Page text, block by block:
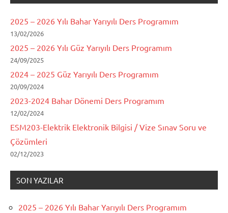
2025 – 2026 Yılı Bahar Yarıyılı Ders Programım
13/02/2026
2025 – 2026 Yılı Güz Yarıyılı Ders Programım
24/09/2025
2024 – 2025 Güz Yarıyılı Ders Programım
20/09/2024
2023-2024 Bahar Dönemi Ders Programım
12/02/2024
ESM203-Elektrik Elektronik Bilgisi / Vize Sınav Soru ve
Çözümleri
02/12/2023
SON YAZILAR
2025 – 2026 Yılı Bahar Yarıyılı Ders Programım